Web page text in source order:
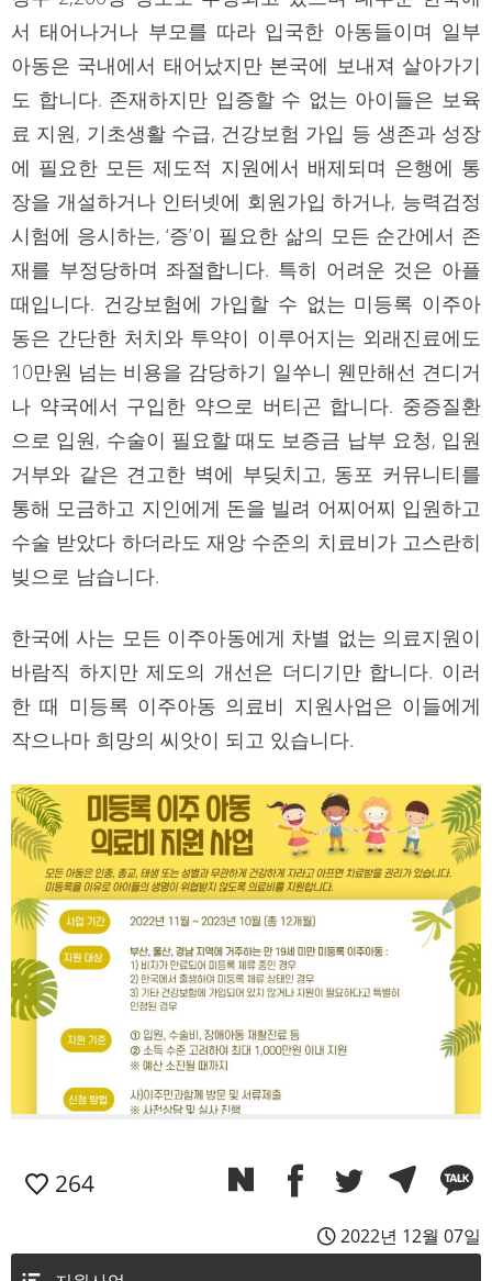
서 태어나거나 부모를 따라 입국한 아동들이며 일부
아동은 국내에서 태어났지만 본국에 보내져 살아가기
도 합니다. 존재하지만 입증할 수 없는 아이들은 보육
료 지원, 기초생활 수급, 건강보험 가입 등 생존과 성장
에 필요한 모든 제도적 지원에서 배제되며 은행에 통
장을 개설하거나 인터넷에 회원가입 하거나, 능력검정
시험에 응시하는, ‘증’이 필요한 삶의 모든 순간에서 존
재를 부정당하며 좌절합니다. 특히 어려운 것은 아플
때입니다. 건강보험에 가입할 수 없는 미등록 이주아
동은 간단한 처치와 투약이 이루어지는 외래진료에도
10만원 넘는 비용을 감당하기 일쑤니 웬만해선 견디거
나 약국에서 구입한 약으로 버티곤 합니다. 중증질환
으로 입원, 수술이 필요할 때도 보증금 납부 요청, 입원
거부와 같은 견고한 벽에 부딪치고, 동포 커뮤니티를
통해 모금하고 지인에게 돈을 빌려 어찌어찌 입원하고
수술 받았다 하더라도 재앙 수준의 치료비가 고스란히
빚으로 남습니다.
한국에 사는 모든 이주아동에게 차별 없는 의료지원이
바람직 하지만 제도의 개선은 더디기만 합니다. 이러
한 때 미등록 이주아동 의료비 지원사업은 이들에게
작으나마 희망의 씨앗이 되고 있습니다.
264
2022년 12월 07일